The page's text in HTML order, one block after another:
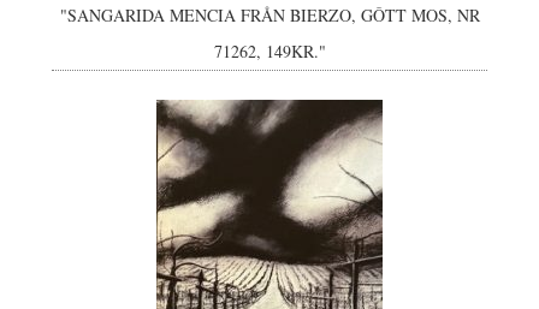
"SANGARIDA MENCIA FRÅN BIERZO, GÔTT MOS, NR
71262, 149KR."